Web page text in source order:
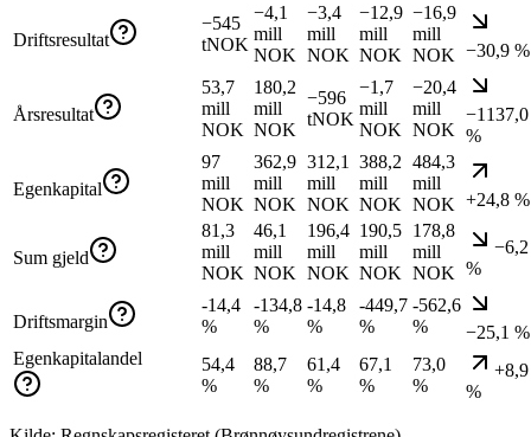
Driftsresultat
−545
tNOK
−4,1
mill
NOK
−3,4
mill
NOK
−12,9
mill
NOK
−16,9
mill
NOK −30,9 %
Årsresultat
53,7
mill
NOK
180,2
mill
NOK
−596
tNOK
−1,7
mill
NOK
−20,4
mill
NOK
−1137,0
%
Egenkapital
97
mill
NOK
362,9
mill
NOK
312,1
mill
NOK
388,2
mill
NOK
484,3
mill
NOK +24,8 %
Sum gjeld
81,3
mill
NOK
46,1
mill
NOK
196,4
mill
NOK
190,5
mill
NOK
178,8
mill
NOK
−6,2
%
Driftsmargin
-14,4
%
-134,8
%
-14,8
%
-449,7
%
-562,6
%
−25,1 %
Egenkapitalandel
54,4
%
88,7
%
61,4
%
67,1
%
73,0
%
+8,9
%